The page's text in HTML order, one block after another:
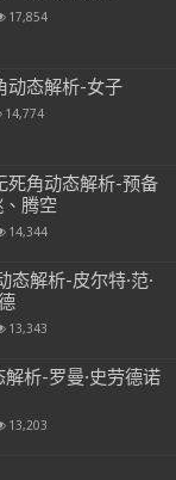
17,854
动态解析-女子
14,774
死角动态解析-预备
腾空
14,344
解析-皮尔特·范·
13,343
析-罗曼·史劳德诺
13,203